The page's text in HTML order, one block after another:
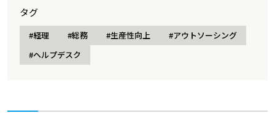
タグ
#経理 #総務 #生産性向上
#アウトソーシング
#ヘルプデスク